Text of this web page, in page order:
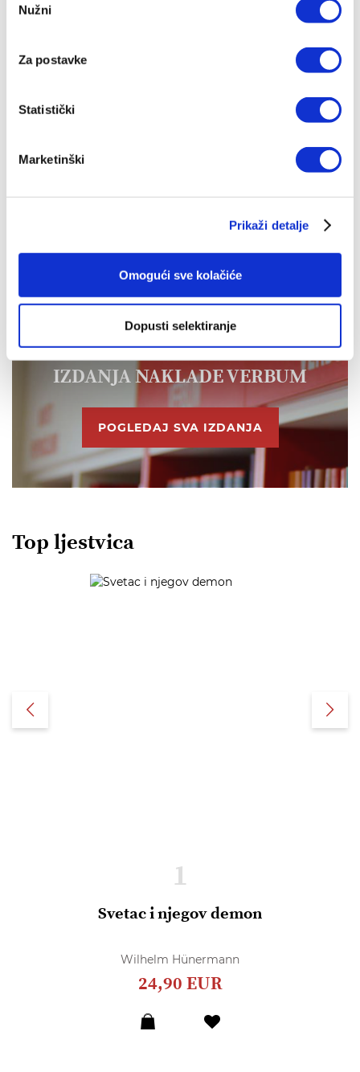
pristanka
Nužni
Za postavke
Statistički
Marketinški
Prikaži detalje
Omogući sve kolačiće
Dopusti selektiranje
IZDANJA NAKLADE VERBUM
POGLEDAJ SVA IZDANJA
Top ljestvica
1
Svetac i njegov demon
Wilhelm Hünermann
24,90 EUR